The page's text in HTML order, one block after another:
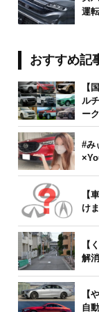
運
おすすめ記
【
ル
ー
#み
【
け
【
解
【
自